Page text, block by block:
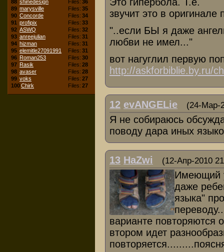
88 shinedesign Files: 36
89 marysville Files: 35
90 Concorde Files: 34
91 profipix Files: 33
92 ASWQ Files: 32
93 anreejulian Files: 31
94 hizman Files: 31
95 elemitle27091991 Files: 31
96 Roman253 Files: 30
97 Rasik Files: 28
98 avaser Files: 28
99 voks Files: 27
100Chirk Files: 27
Это гипербола. Т.е.
звучит это в оригинале
"..если БЫ я даже
любви не имел..."
вот нагуглил первую
http://askforbiblie.by.ru/
12 evANGELie (24-Мар-
Я не собираюсь
поводу дара иных
13 HaZwi (12-Апр-2010
Имеющий
даже
языка"
варианте повторяются
втором идет